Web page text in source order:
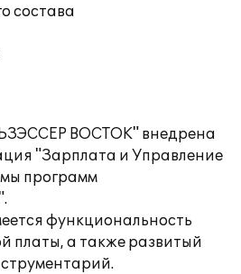
состава
ВОСТОК" внедрена
"Зарплата и Управление
программ
функциональность
платы, а также развитый